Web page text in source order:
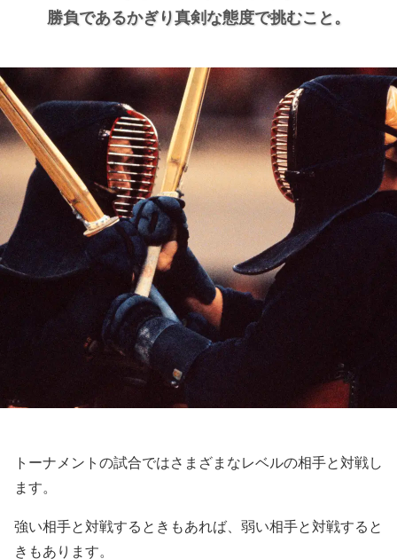
勝負であるかぎり真剣な態度で挑むこと。
トーナメントの試合ではさまざまなレベルの相手と対戦し
ます。
強い相手と対戦するときもあれば、弱い相手と対戦すると
きもあります。